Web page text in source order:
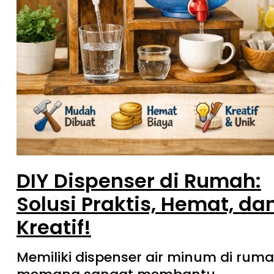
DIY Dispenser di Rumah:
Solusi Praktis, Hemat,
Kreatif!
Memiliki dispenser air minum di